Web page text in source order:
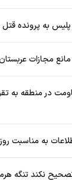
پلیس به پرونده
مانع مجازات
در منطقه به
به مناسبت
تصحیح نکند تنگه